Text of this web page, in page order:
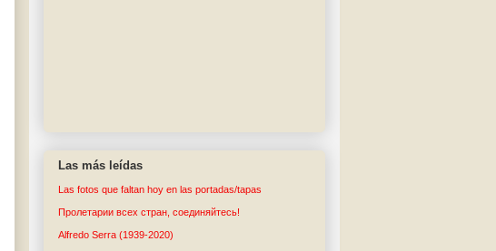
Las más leídas
Las fotos que faltan hoy en las portadas/tapas
Пролетарии всех стран, соединяйтесь!
Alfredo Serra (1939-2020)